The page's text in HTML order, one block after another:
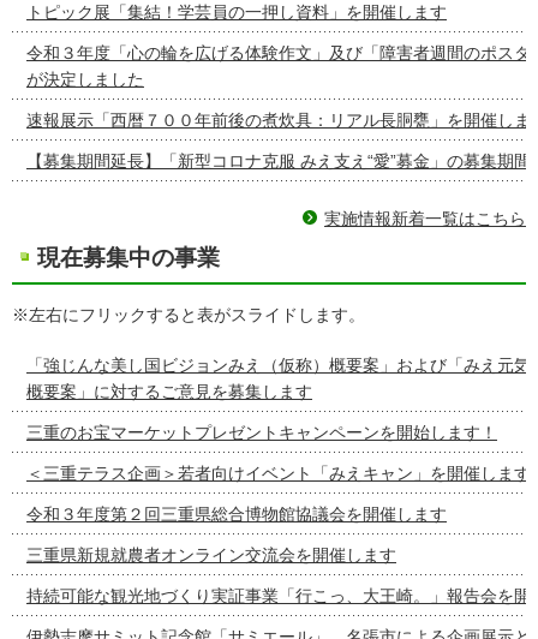
トピック展「集結！学芸員の一押し資料」を開催します
令和３年度「心の輪を広げる体験作文」及び「障害者週間のポスタ
が決定しました
速報展示「西暦７００年前後の煮炊具：リアル長胴甕」を開催しま
【募集期間延長】「新型コロナ克服 みえ支え“愛”募金」の募集期
実施情報新着一覧はこちら
現在募集中の事業
※左右にフリックすると表がスライドします。
「強じんな美し国ビジョンみえ（仮称）概要案」および「みえ元
概要案」に対するご意見を募集します
三重のお宝マーケットプレゼントキャンペーンを開始します！
＜三重テラス企画＞若者向けイベント「みえキャン」を開催します
令和３年度第２回三重県総合博物館協議会を開催します
三重県新規就農者オンライン交流会を開催します
持続可能な観光地づくり実証事業「行こっ、大王崎。」報告会を開